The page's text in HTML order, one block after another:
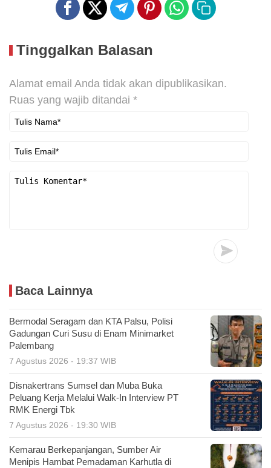
Tinggalkan Balasan
Alamat email Anda tidak akan dipublikasikan.
Ruas yang wajib ditandai *
Baca Lainnya
Bermodal Seragam dan KTA Palsu, Polisi
Gadungan Curi Susu di Enam Minimarket
Palembang
7 Agustus 2026 - 19:37 WIB
Disnakertrans Sumsel dan Muba Buka
Peluang Kerja Melalui Walk-In Interview PT
RMK Energi Tbk
7 Agustus 2026 - 19:30 WIB
Kemarau Berkepanjangan, Sumber Air
Menipis Hambat Pemadaman Karhutla di